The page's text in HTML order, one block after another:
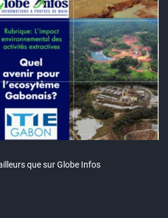
que sur Globe Infos